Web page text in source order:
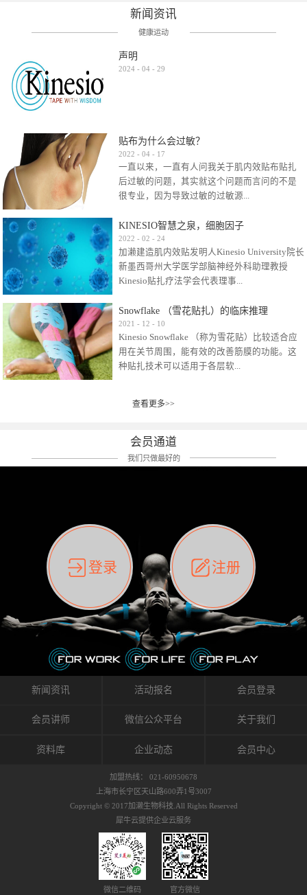
新闻资讯
健康运动
声明
2024 - 04 - 29
贴布为什么会过敏？
2022 - 04 - 17
一直以来，一直有人问我关于肌内效贴布贴扎
后过敏的问题，其实就这个问题而言问的不是
很专业，因为导致过敏的过敏源...
很多，比如试穿件衣服有时都会过敏，特定条
件下吃东西有时也会过敏，难道不吃不穿了？
其他品牌的在此我们不予评价，就KINESIO肌内
效贴布来说，40多年的研究开发制造肌内效贴
比如我本人，几乎天天接触KINESIO肌内效，无
论从皮肤适应性还是本人皮肤本身就不属于不
易过敏的那种，基本不会有过敏瘙痒的情况。
但是，当身体不适、休息不好、持续紧张等特
殊因素的影响下，有时还是会出现瘙痒过敏的
前后后居家近30天左右，感觉日子都日夜颠倒
痛影响走路。当天疼痛部贴了EDF和胃十字，膝
关节贴了半月板贴布。第2天第12肋部的EDF和
消失，贴布也没有出现进一步瘙痒过敏。而膝
关节的半月板贴布张力用的100%，但自始至终
它都很坚强的贴着，没有出现过任何瘙痒的迹
象。不同的条件下，同一个身体，不同的部位
皮肤的敏感度也有不同。因此我们KINESIO要做
的，是在研发生产过程中竭尽全力的降低致敏
性，减少贴布本身带来的致敏率。那到底是什
么原因引起的过敏瘙痒呢？我整理了以下内容
仅供大家参考，希望能给予大家帮助。首先我
们分析解剖下过敏的原因，然后简说一下
KINESIO贴布贴扎后预防应对。我把导致过敏的
原因，简单分为外因和内因。外因1，贴布贴布
括：1）面料的伸展率、回缩率、纤维的刺激
能会给皮肤带来过度的刺激，从而引起过敏瘙
KINESIO智慧之泉，细胞因子
2022 - 02 - 24
加濑建造肌内效贴发明人Kinesio University院长
新墨西哥州大学医学部脑神经外科助理教授
Kinesio贴扎疗法学会代表理事...
Kinesio Taping Association International
（KTAI）名誉会长 身体具有免疫、疼痛、细胞
破坏、发热、修复、增殖、再生等自然愈合能
力。 多作为细胞因子存在于皮肤表皮、真皮、
扎疗法）的效果是通过创造一个环境，使每种
以激发身体的自然愈合能力。 通常，药物会削
弱细胞因子的作用，单方面还会引起副作用的
症状。 与此相比，Kinesio肌内效贴创造了细
的控制仍有许多未知。 细胞因子是一种酵素，
各种各样的酵素起着适当的作用，为细胞创造
了适合居住的环境。 在现代医学上，这种细胞
因子是一种酶的观点往往被否定，但在体内有
有毒细菌和无毒细菌，它们起着保持身体平衡
的作用。 Kinesio肌内效贴不像药物那样在短时
间内表现出症状，而是通过花费时间创造一个
对身体没有伤害（副作用等）的环境来减轻症
状。 但是，由于营养、精神、运动的平衡被破
坏，各种细胞就会发生病态变化。 在一定的状
态下，细胞因子会自动捕捉异常，并在细胞之
间传递适当的修复信息。可以收集各自所需的
因子级联；细胞因子的连锁反应）。 如果这种
者甚至提供不需要的物质。 因此，身体所需的
自然愈合能力不仅不能发挥作用，反而会造成
恶化的环境。Kinesio肌内效贴的作用，就是解
决这些问题。 KinesioTaping ® （Kinesio贴扎
疗法）的概念是空（空间），动（流动），冷
（抑制热的上升），为了实现这些，贴布的质
作出来。 特别地，Kinesio Medical
Tappling®（Kinesio医疗贴扎）通过从皮肤表面
长时间给予适...
Snowflake （雪花贴扎）的临床推理
2021 - 12 - 10
Kinesio Snowflake （称为雪花贴）比较适合应
用在关节周围，能有效的改善筋膜的功能。这
种贴扎技术可以适用于各层软...
组织:肌肉，肌腱，韧带（主要围绕有问题的关
状，而是指贴布本身很重量，以及贴布刺激的
类型。贴布的应用充分利用了体内由间质液组
成的自然流体力学的流体层。这种轻微的刺激
间，还可以在单片贴布上提供支持和深度刺
激。通过对间质液的适当控制，可以连接皮下
筋膜，对关节进行非常轻柔的刺激，增加患部
的治疗区域。 snowflake“雪花”贴布不会妨碍皮
肤上下左右运动，有效的辅助修复关节周围组
织的筋膜。它可以作用于关节或肌肉表面，释
放压力，刺激深层筋膜。“雪花”贴扎疗法是一
种可以改变肌肉、筋膜和间质液之间自然流动
关系的方法。 间质液间质被称为人体的新器
官。研究人员认为，整个身体的网络是由坚韧
且柔软的蛋白质结构所支撑的相互连接的充满
流体的空间构成的。如果作为脏器，这是人体
最大的脏器，约占体重的20%（相比之下，皮
内流通，有助于细胞的再生和恢复。“1”“雪花”
周围进行轻柔的刺激，改善受影响的关节和肌
到辅助修复损伤组织的作用。对组织的营养供
膜，韧带和关节周围皮下组织的关节囊。 流
体力学理论加濑博士-Kinesio肌内效贴布的发明
人流体力学理论是以对日常生活产生反复影响
的纤细筋膜的性质为焦点。 筋膜容易受到外部
查看更多>>
会员通道
我们只做最好的
登录 注册
新闻资讯 活动报名 会员登录
会员讲师 微信公众平台 关于我们
资料库 企业动态 会员中心
加盟热线： 021-60950678
上海市长宁区天山路600弄1号3007
Copyright © 2017加濑生物科技.All Rights Reserved
犀牛云提供企业云服务
微信二维码 官方微信